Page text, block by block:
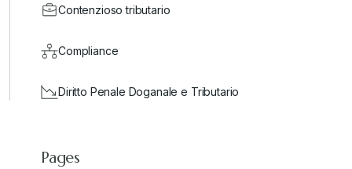
Contenzioso tributario
Compliance
Diritto Penale Doganale e Tributario
Pages